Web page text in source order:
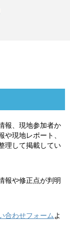
報、現地参加者か
現地レポート、
理して掲載してい
報や修正点が判明
合わせフォーム よ